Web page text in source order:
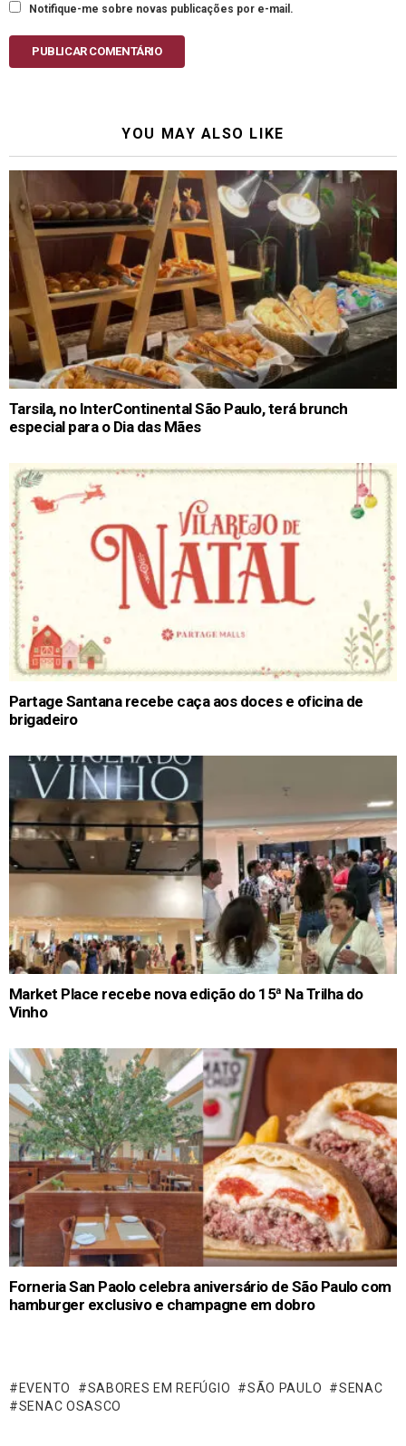
Notifique-me sobre novas publicações por e-mail.
PUBLICAR COMENTÁRIO
YOU MAY ALSO LIKE
Tarsila, no InterContinental São Paulo, terá brunch
especial para o Dia das Mães
Partage Santana recebe caça aos doces e oficina de
brigadeiro
Market Place recebe nova edição do 15ª Na Trilha do
Vinho
Forneria San Paolo celebra aniversário de São Paulo com
hamburger exclusivo e champagne em dobro
EVENTO SABORES EM REFÚGIO SÃO PAULO
SENAC
SENAC OSASCO